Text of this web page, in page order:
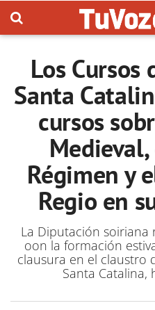
Los Cursos
Santa
cursos
Régimen y
Regio en
La Diputación
oon la formación
clausura en el claustro
Santa Catalina,